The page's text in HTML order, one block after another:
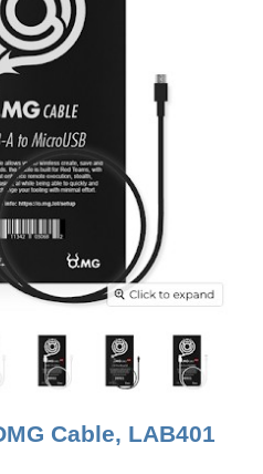
Cable, LAB401